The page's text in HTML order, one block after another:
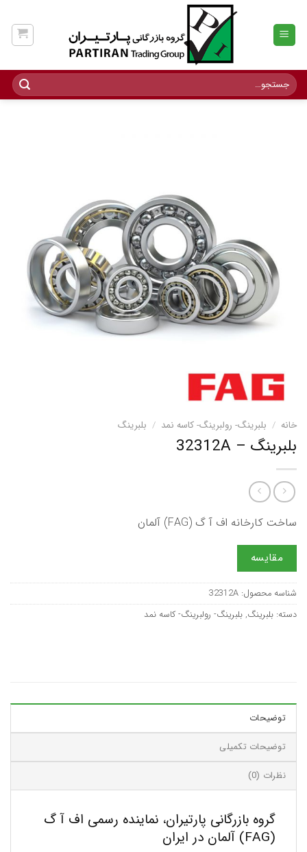
content
جستجو
برای:
خانه / بلبرینگ- رولبرینگ- کاسه نمد / بلبرینگ
بلبرینگ – 32312A
ساخت کارخانه اف آ گ (FAG) آلمان
مقایسه
شناسه محصول: 32312A
دسته: بلبرینگ, بلبرینگ- رولبرینگ- کاسه نمد
توضیحات
توضیحات تکمیلی
نظرات (0)
گروه بازرگانی پارتیران، نماینده رسمی اف آ گ
(FAG) آلمان در ایران